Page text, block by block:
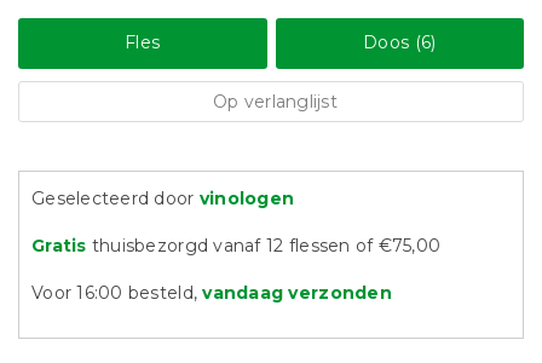
Fles Doos (6)
Op verlanglijst
Geselecteerd door vinologen
Gratis thuisbezorgd vanaf 12 flessen of €75,00
Voor 16:00 besteld,vandaag verzonden